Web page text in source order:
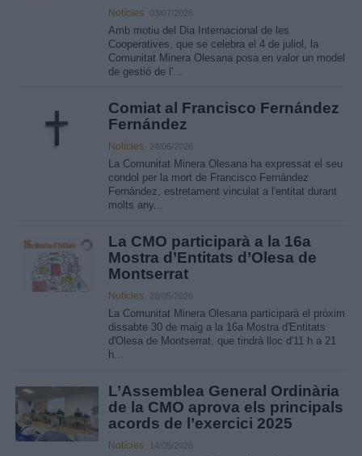
Notícies 03/07/2026
Amb motiu del Dia Internacional de les
Cooperatives, que se celebra el 4 de juliol, la
Comunitat Minera Olesana posa en valor un model
de gestió de l'...
Comiat al Francisco Fernández
Fernández
Notícies 24/06/2026
La Comunitat Minera Olesana ha expressat el seu
condol per la mort de Francisco Fernández
Fernández, estretament vinculat a l'entitat durant
molts any...
La CMO participarà a la 16a
Mostra d’Entitats d’Olesa de
Montserrat
Notícies 28/05/2026
La Comunitat Minera Olesana participarà el pròxim
dissabte 30 de maig a la 16a Mostra d'Entitats
d'Olesa de Montserrat, que tindrà lloc d'11 h a 21
h...
L’Assemblea General Ordinària
de la CMO aprova els principals
acords de l’exercici 2025
Notícies 14/05/2026